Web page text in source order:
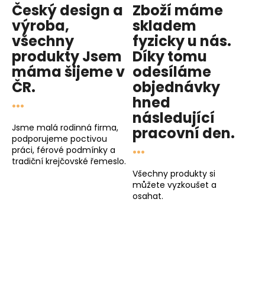
Český design a
výroba,
všechny
produktyJsem
mámašijeme v
ČR.
...
Jsme malá rodinná firma,
podporujeme poctivou
práci, férové podmínky a
tradiční krejčovské řemeslo.
Zboží máme
skladem
fyzicky u nás.
Díky tomu
odesíláme
objednávky
hned
následující
pracovní den.
...
Všechny produkty si
můžete vyzkoušet a
osahat.